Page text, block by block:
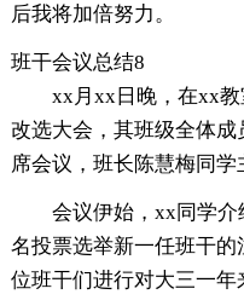
后我将加倍努力。
班干会议总结8
xx月xx日晚，在xx
改选大会，其班级全体
席会议，班长陈慧梅同学
会议伊始，xx同学
名投票选举新一任班干
位班干们进行对大三一